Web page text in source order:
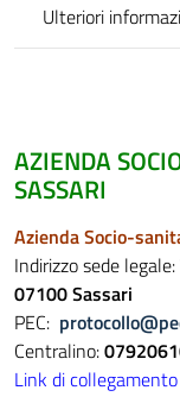
Ulteriori
AZIENDA
SASSARI
Azienda Socio-
Indirizzo sede legale:
07100 Sassari
PEC:
Centralino:
Link di collegamento